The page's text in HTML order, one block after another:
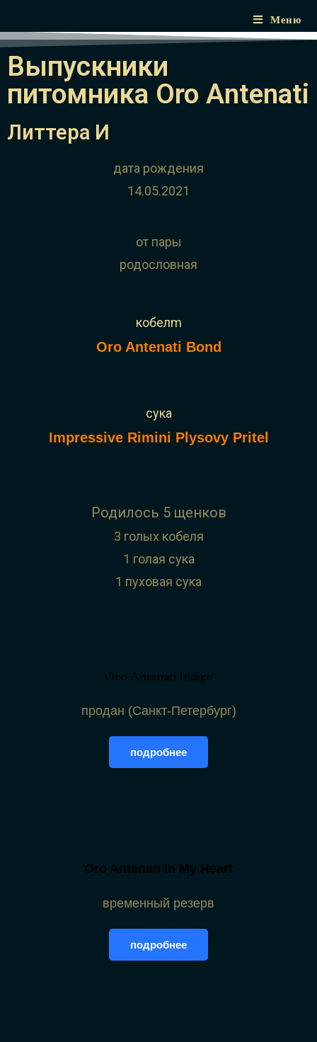
Меню
Выпускники
питомника Oro Antenati
Литтера И
дата рождения
14.05.2021
от пары
родословная
кобелm
Oro Antenati Bond
сука
Impressive Rimini Plysovy Pritel
Родилось 5 щенков
3 голых кобеля
1 голая сука
1 пуховая сука
Oro Antenati Indigo
продан (Санкт-Петербург)
подробнее
Oro Antenati In My Heart
временный резерв
подробнее